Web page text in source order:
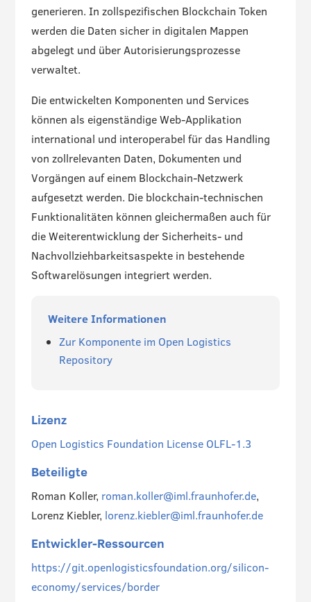
generieren. In zollspezifischen Blockchain Token
werden die Daten sicher in digitalen Mappen
abgelegt und über Autorisierungsprozesse
verwaltet.
Die entwickelten Komponenten und Services
können als eigenständige Web-Applikation
international und interoperabel für das Handling
von zollrelevanten Daten, Dokumenten und
Vorgängen auf einem Blockchain-Netzwerk
aufgesetzt werden. Die blockchain-technischen
Funktionalitäten können gleichermaßen auch für
die Weiterentwicklung der Sicherheits- und
Nachvollziehbarkeitsaspekte in bestehende
Softwarelösungen integriert werden.
Weitere Informationen
Zur Komponente im Open Logistics
Repository
Lizenz
Open Logistics Foundation License OLFL-1.3
Beteiligte
Roman Koller, roman.koller@iml.fraunhofer.de,
Lorenz Kiebler, lorenz.kiebler@iml.fraunhofer.de
Entwickler-Ressourcen
https://git.openlogisticsfoundation.org/silicon-
economy/services/border